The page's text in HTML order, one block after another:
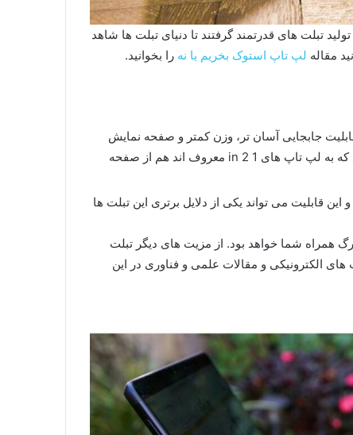
تبلت های قدرتمند گرفتند تا دنیای تبلت ها شاهد
مقاله لپ تاپ استوک بخریم یا نه را بخوانید.
جابجایی آسان تر، وزن کمتر و صفحه نمایش
لمسی شان می باشد. البته بسیاری از لپ تاپ های امروزی که به لپ تاپ های 1 in 2 معروف اند هم از صفحه
قابلیت می تواند یکی از دلایل برتری این تبلت ها
همراه شما خواهد بود. از مزیت های دیگر تبلت
الکترونیکی و مقالات علمی و فناوری در این